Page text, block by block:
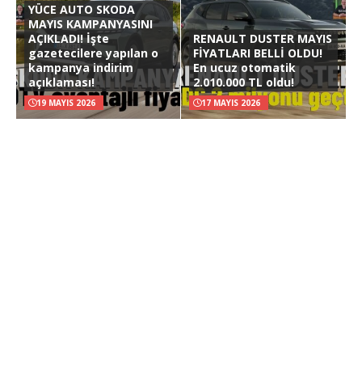
YÜCE AUTO SKODA
MAYIS KAMPANYASINI
AÇIKLADI! İşte
gazetecilere yapılan o
kampanya indirim
açıklaması!
19 MAYIS 2026
RENAULT DUSTER MAYIS
FİYATLARI BELLİ OLDU!
En ucuz otomatik
2.010.000 TL oldu!
17 MAYIS 2026